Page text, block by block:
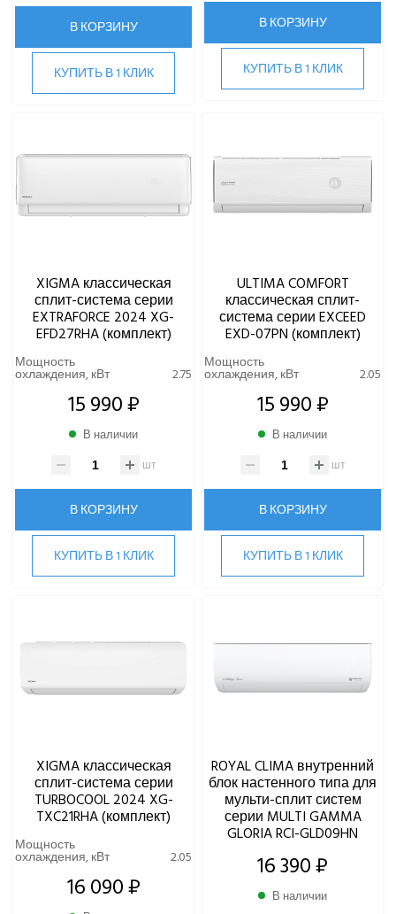
В КОРЗИНУ
КУПИТЬ В 1 КЛИК
В КОРЗИНУ
КУПИТЬ В 1 КЛИК
XIGMA классическая
сплит-система серии
EXTRAFORCE 2024 XG-
EFD27RHA (комплект)
Мощность
охлаждения, кВт 2.75
15 990 ₽
В наличии
шт
В КОРЗИНУ
КУПИТЬ В 1 КЛИК
ULTIMA COMFORT
классическая сплит-
система серии EXCEED
EXD-07PN (комплект)
Мощность
охлаждения, кВт 2.05
15 990 ₽
В наличии
шт
В КОРЗИНУ
КУПИТЬ В 1 КЛИК
XIGMA классическая
сплит-система серии
TURBOCOOL 2024 XG-
TXC21RHA (комплект)
Мощность
охлаждения, кВт 2.05
16 090 ₽
ROYAL CLIMA внутренний
блок настенного типа для
мульти-сплит систем
серии MULTI GAMMA
GLORIA RCI-GLD09HN
16 390 ₽
В наличии